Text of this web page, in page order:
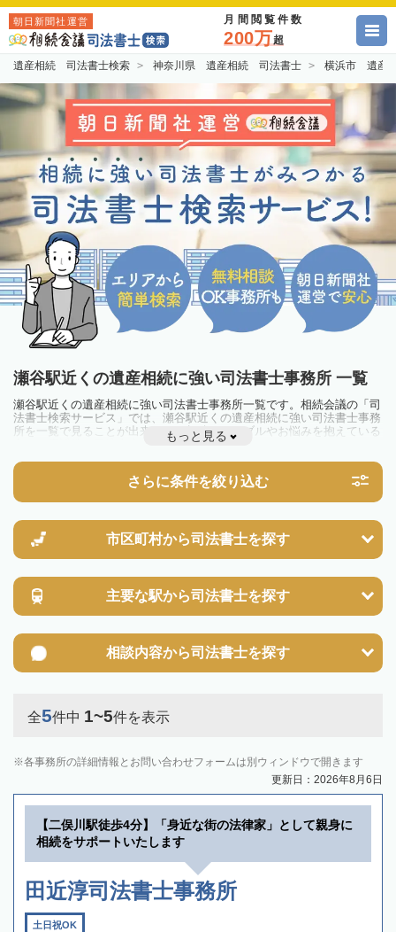
朝日新聞社運営 月間閲覧件数
200万超
遺産相続 司法書士検索 神奈川県 遺産相続 司法書士 横浜市 遺産
瀬谷駅近くの遺産相続に強い司法書士事務所 一覧
瀬谷駅近くの遺産相続に強い司法書士事務所一覧です。相続会議の「司
法書士検索サービス」では、瀬谷駅近くの遺産相続に強い司法書士事務
所を一覧で見ることが出来ます。相続のトラブルやお悩みを抱えている
方は一度近隣の司法書士に相談してみましょう。
もっと見る
さらに条件を絞り込む
市区町村から司法書士を探す
主要な駅から司法書士を探す
相談内容から司法書士を探す
全5件中 1~5件を表示
各事務所の詳細情報とお問い合わせフォームは別ウィンドウで開きます
更新日：2026年8月6日
【二俣川駅徒歩4分】「身近な街の法律家」として親身に
相続をサポートいたします
田近淳司法書士事務所
土日祝OK